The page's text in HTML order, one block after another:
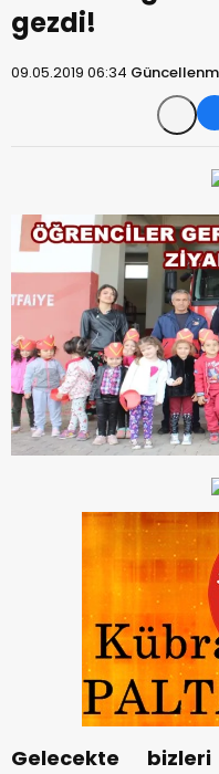
gezdi!
09.05.2019 06:34
Gelecekte